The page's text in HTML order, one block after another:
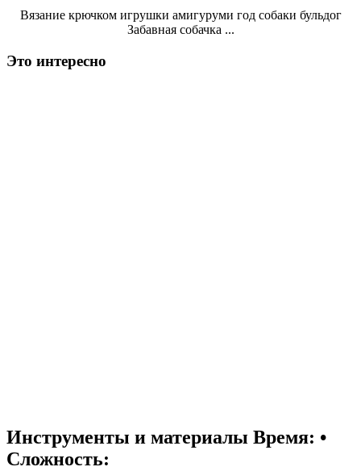
Вязание крючком игрушки амигуруми год собаки бульдог
Забавная собачка ...
Это интересно
Инструменты и материалы Время: •
Сложность: